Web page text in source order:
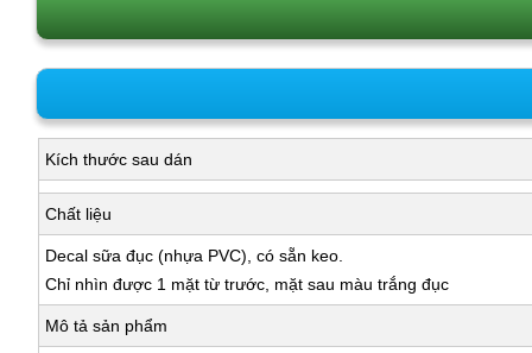
Kích thước sau dán
Chất liệu
Decal sữa đục (nhựa PVC), có sẵn keo.
Chỉ nhìn được 1 mặt từ trước, mặt sau màu trắng đục
Mô tả sản phẩm